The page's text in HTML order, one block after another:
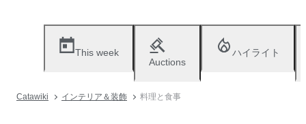
This week
Auctions
ハイライト
Catawiki インテリア＆装飾 料理と食事